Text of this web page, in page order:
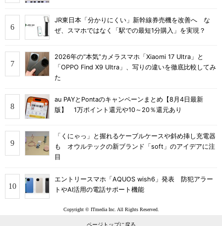
JR東日本「分かりにくい」新幹線券売機を改善へ な
ぜ、スマホではなく「駅での最短1分購入」を実現？
2026年の“本気”カメラスマホ「Xiaomi 17 Ultra」と
「OPPO Find X9 Ultra」、写りの違いを徹底比較してみ
た
au PAYとPontaのキャンペーンまとめ【8月4日最新
版】 1万ポイント還元や10～20％還元あり
「くにゃっ」と握れるケーブルケースや斜め挿し充電器
も オウルテックの新ブランド「soft」のアイデアに注
目
エントリースマホ「AQUOS wish6」発表 防犯アラー
トやAI活用の電話サポート機能
Copyright © ITmedia Inc. All Rights Reserved.